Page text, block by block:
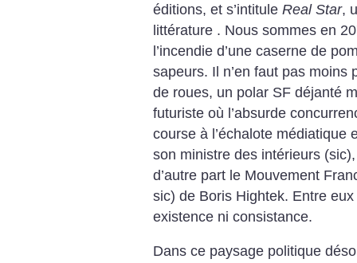
éditions, et s’intitule Real Star,
littérature . Nous sommes en
l’incendie d’une caserne de
sapeurs. Il n’en faut pas moins
de roues, un polar SF déjanté
futuriste où l’absurde
course à l’échalote médiatique
son ministre des intérieurs
d’autre part le Mouvement
sic) de Boris Hightek. Entre
existence ni consistance.
Dans ce paysage politique